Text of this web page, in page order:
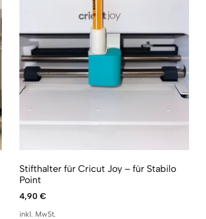
Stifthalter für Cricut Joy – für Stabilo
Point
4,90 €
inkl. MwSt.